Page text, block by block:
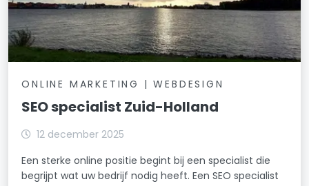
ONLINE MARKETING | WEBDESIGN
SEO specialist Zuid-Holland
12 december 2025
Een sterke online positie begint bij een specialist die
begrijpt wat uw bedrijf nodig heeft. Een SEO specialist